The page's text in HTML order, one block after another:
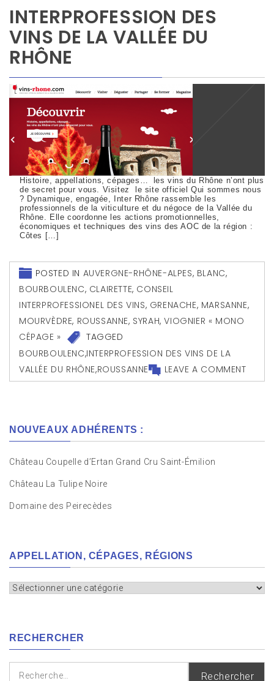
INTERPROFESSION DES
VINS DE LA VALLÉE DU
RHÔNE
Histoire, appellations, cépages… les vins du Rhône n’ont plus
de secret pour vous. Visitez le site officiel Qui sommes nous
? Dynamique, engagée, Inter Rhône rassemble les
professionnels de la viticulture et du négoce de la Vallée du
Rhône. Elle coordonne les actions promotionnelles,
économiques et techniques des vins des AOC de la région :
Côtes […]
POSTED IN AUVERGNE-RHÔNE-ALPES, BLANC,
BOURBOULENC, CLAIRETTE, CONSEIL
INTERPROFESSIONEL DES VINS, GRENACHE, MARSANNE,
MOURVÈDRE, ROUSSANNE, SYRAH,VIOGNIER « MONO
CÉPAGE »
TAGGED
BOURBOULENC,INTERPROFESSION DES VINS DE LA
VALLÉE DU RHÔNE,ROUSSANNE LEAVE A COMMENT
NOUVEAUX ADHÉRENTS :
Château Coupelle d’Ertan Grand Cru Saint-Émilion
Château La Tulipe Noire
Domaine des Peirecèdes
APPELLATION, CÉPAGES, RÉGIONS
Appellation,
RECHERCHER
Rechercher :